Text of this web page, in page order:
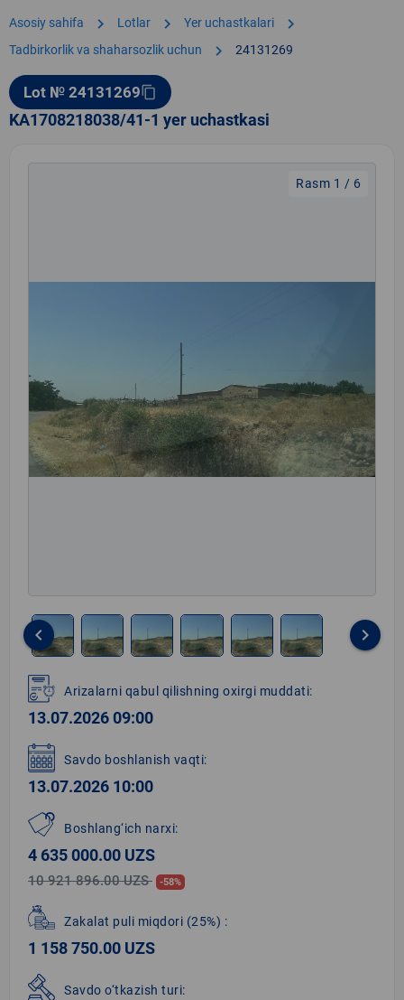
Asosiy sahifa chevron_right Lotlar chevron_right Yer uchastkalari chevron_right
Tadbirkorlik va shaharsozlik uchun chevron_right 24131269
Lot № 24131269content_copy
KA1708218038/41-1 yer uchastkasi
Rasm 1 / 6
1
of
6
keyboard_arrow_left keyboard_arrow_right
Arizalarni qabul qilishning oxirgi muddati:
13.07.2026 09:00
Savdo boshlanish vaqti:
13.07.2026 10:00
Boshlang‘ich narxi:
4 635 000.00 UZS
10 921 896.00 UZS -58%
Zakalat puli miqdori (25%) :
1 158 750.00 UZS
Savdo o‘tkazish turi: